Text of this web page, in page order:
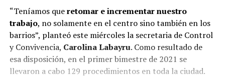
“Teníamos queretomar e incrementar nuestro
trabajo, no solamente en el centro sino también en los
barrios”, planteó este miércoles la secretaria de Control
y Convivencia, Carolina Labayru. Como resultado de
esa disposición, en el primer bimestre de 2021 se
llevaron a cabo 129 procedimientos en toda la ciudad.